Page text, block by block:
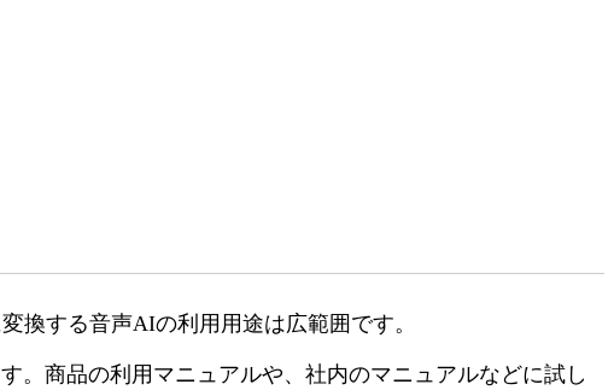
換する音声AIの利用用途は広範囲です。
。商品の利用マニュアルや、社内のマニュアルなどに試し